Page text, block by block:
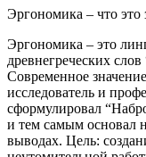
Эргономика – что это
Эргономика – это
древнегреческих
Современное
исследователь и
сформулировал
и тем самым основал
выводах. Цель: